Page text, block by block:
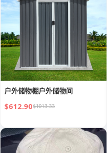
户外储物棚户外储物间
$612.90$1013.33